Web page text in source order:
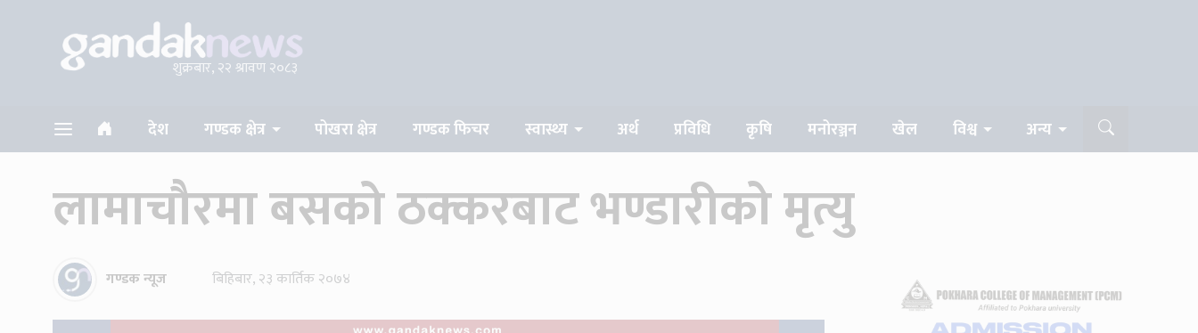
शुक्रबार, २२ श्रावण २०८३
देश गण्डक क्षेत्र पोखरा क्षेत्र गण्डक फिचर स्वास्थ्य अर्थ प्रविधि कृषि मनोरञ्जन खेल विश्व अन्य
लामाचौरमा बसको ठक्करबाट भण्डारीको मृत्यु
गण्डक न्यूज बिहिबार, २३ कार्तिक २०७४